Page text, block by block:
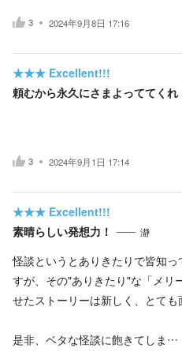
3 2024年9月8日 17:16
★★★ Excellent!!!
頼むから永久にさまよっててくれ
3 2024年9月1日 17:14
★★★ Excellent!!!
素晴らしい発想力！
瀞
怪談というとありきたりで皆知
すが、その"ありきたり"な「メリ
せたストーリーは新しく、とても
是非、ベタな怪談に飽きてしま…